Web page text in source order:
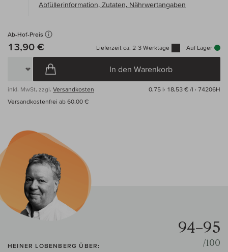
Abfüllerinformation, Zutaten, Nährwertangaben
Ab-Hof-Preis
13,90 € Lieferzeit ca. 2-3 Werktage Auf Lager
In den Warenkorb
inkl. MwSt, zzgl. Versandkosten 0,75 l· 18,53 € /l · 74206H
Versandkostenfrei ab 60,00 €
HEINER LOBENBERG ÜBER:
94–95
/100